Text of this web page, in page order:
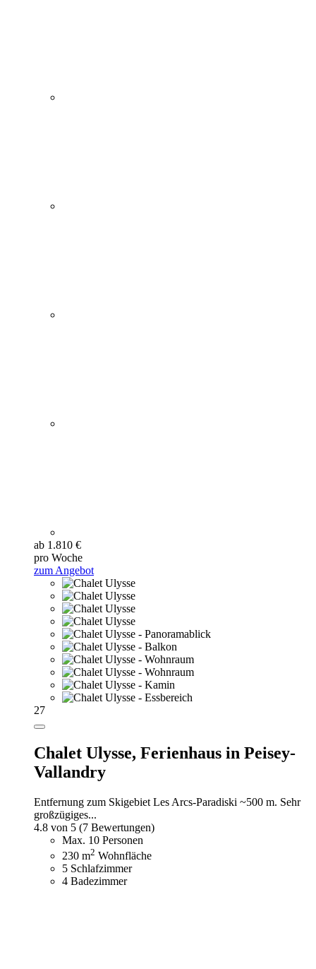
ab 1.810 €
pro Woche
zum Angebot
27
Chalet Ulysse, Ferienhaus in Peisey-
Vallandry
Entfernung zum Skigebiet Les Arcs-Paradiski ~500 m. Sehr
großzügiges...
4.8 von 5 (7 Bewertungen)
Max. 10 Personen
230 m2 Wohnfläche
5 Schlafzimmer
4 Badezimmer